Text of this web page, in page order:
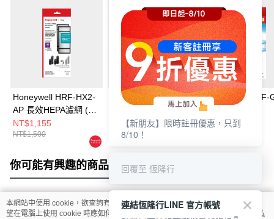
Honeywell HRF-HX2-
AP 長效HEPA濾網 (2
片/盒)
NT$1,155
NT$1,500
Honeywell HRFJ830
NT$924
NT$1,200
Honeywell HRF-
HEPA濾網
NT$599
你可能有興趣的商品 全站排行
熱門標籤
本網站中使用 cookie，欲查詢有關本網站使用 cookie 方式之詳情，及若您不希
望在電腦上使用 cookie 時應如何變更電腦的 cookie 設定，請參閱本網站「
隱私
【新朋友】限時註冊優惠，只到
8/10！
回覆至 恆隆行
連結恆隆行LINE 官方帳號